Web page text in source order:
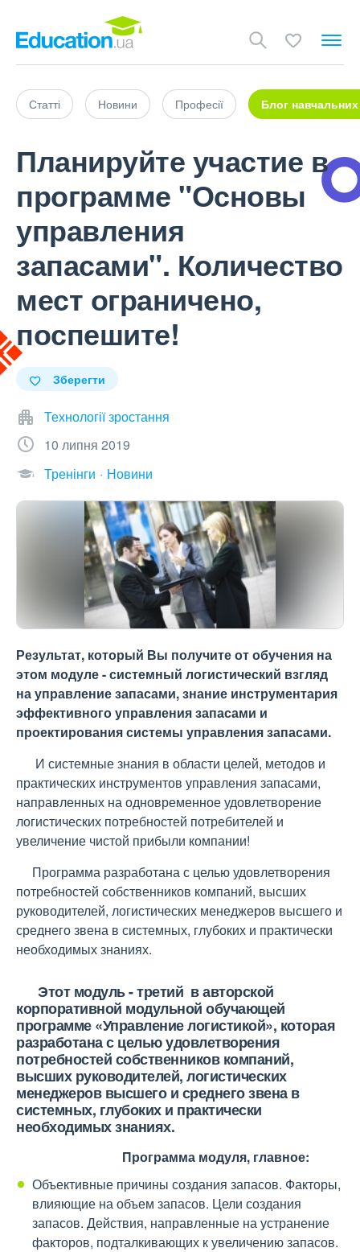
Статті Новини Професії Блог навчальних
Планируйте участие в
программе "Основы
управления
запасами". Количество
мест ограничено,
поспешите!
Зберегти
Технології зростання
10 липня 2019
Тренінги
Новини
Результат, который Вы получите от обучения на
этом модуле - системный логистический взгляд
на управление запасами, знание инструментария
эффективного управления запасами и
проектирования системы управления запасами.
И системные знания в области целей, методов и
практических инструментов управления запасами,
направленных на одновременное удовлетворение
логистических потребностей потребителей и
увеличение чистой прибыли компании!
Программа разработана с целью удовлетворения
потребностей собственников компаний, высших
руководителей, логистических менеджеров высшего и
среднего звена в системных, глубоких и практически
необходимых знаниях.
Этот модуль - третий в авторской
корпоративной модульной обучающей
программе«Управление логистикой», которая
разработана с целью удовлетворения
потребностейсобственников компаний,
высших руководителей, логистических
менеджеров высшего и среднего звена в
системных, глубоких и практически
необходимых знаниях.
Программа модуля, главное:
Объективные причины создания запасов. Факторы,
влияющие на объем запасов. Цели создания
запасов. Действия, направленные на устранение
факторов, подталкивающих к увеличению запасов.